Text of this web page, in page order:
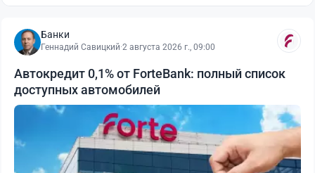
Банки
Геннадий Савицкий·2 августа 2026 г., 09:00
Автокредит 0,1% от ForteBank: полный список
доступных автомобилей